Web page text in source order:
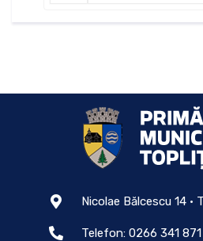
Nicolae Bălcescu 14 •
Telefon: 0266 341